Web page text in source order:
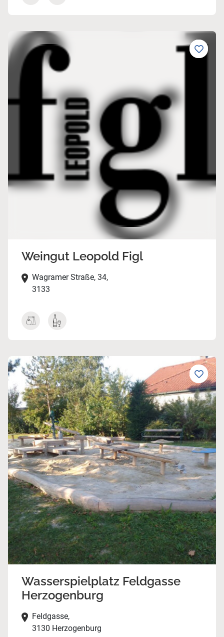
Weingut Leopold Figl
Wagramer Straße, 34,
3133
Wasserspielplatz Feldgasse
Herzogenburg
Feldgasse,
3130 Herzogenburg